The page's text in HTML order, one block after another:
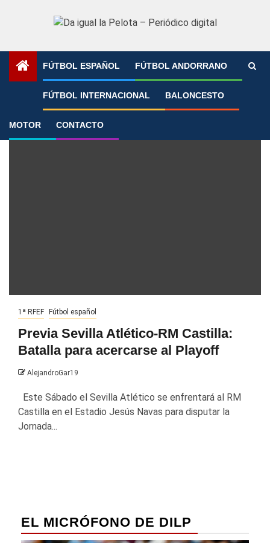
FÚTBOL ESPAÑOL FÚTBOL ANDORRANO
FÚTBOL INTERNACIONAL BALONCESTO
MOTOR CONTACTO
»
Collado
1ª RFEF Fútbol español
Previa Sevilla Atlético-RM Castilla:
Batalla para acercarse al Playoff
AlejandroGar19
Este Sábado el Sevilla Atlético se enfrentará al RM
Castilla en el Estadio Jesús Navas para disputar la
Jornada...
EL MICRÓFONO DE DILP